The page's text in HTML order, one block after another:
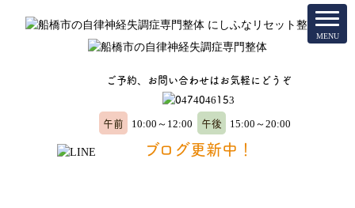
ご予約、お問い合わせはお気軽にどうぞ
午前 10:00～12:00 午後 15:00～20:00
ブログ更新中！